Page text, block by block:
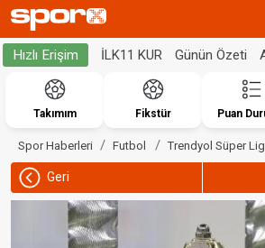
Hızlı Erişim İLK11 KUR Günün Özeti
Takımım Fikstür Puan
Spor Haberleri Futbol Trendyol Süper Lig
Geri